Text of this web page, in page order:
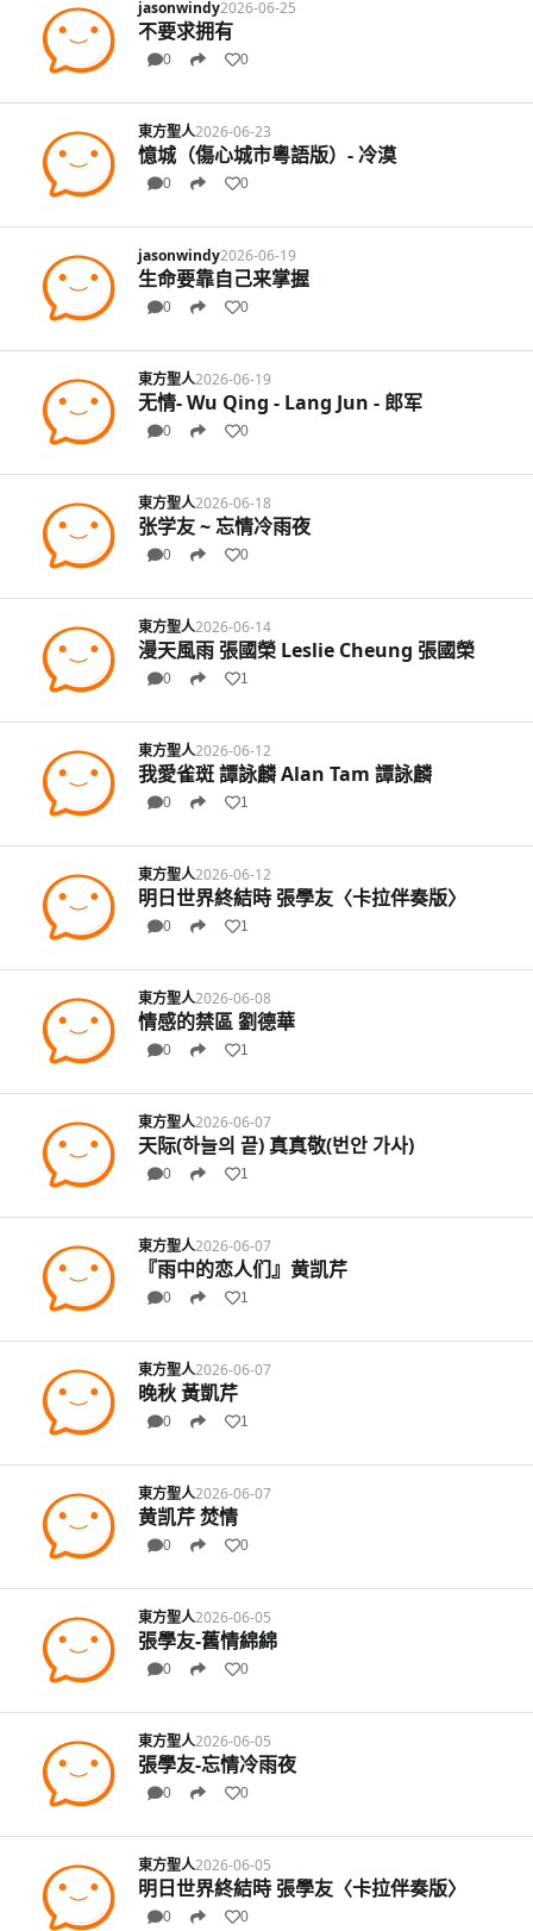
jasonwindy2026-06-25
不要求拥有
0 0
東方聖人2026-06-23
憶城（傷心城市粵語版）- 冷漠
0 0
jasonwindy2026-06-19
生命要靠自己来掌握
0 0
東方聖人2026-06-19
无情- Wu Qing - Lang Jun - 郎军
0 0
東方聖人2026-06-18
张学友 ~ 忘情冷雨夜
0 0
東方聖人2026-06-14
漫天風雨 張國榮 Leslie Cheung 張國榮
0 1
東方聖人2026-06-12
我愛雀斑 譚詠麟 Alan Tam 譚詠麟
0 1
東方聖人2026-06-12
明日世界終結時 張學友〈卡拉伴奏版〉
0 1
東方聖人2026-06-08
情感的禁區 劉德華
0 1
東方聖人2026-06-07
天际(하늘의 끝) 真真敬(번안 가사)
0 1
東方聖人2026-06-07
『雨中的恋人们』黄凯芹
0 1
東方聖人2026-06-07
晚秋 黃凱芹
0 1
東方聖人2026-06-07
黄凯芹 焚情
0 0
東方聖人2026-06-05
張學友-舊情綿綿
0 0
東方聖人2026-06-05
張學友-忘情冷雨夜
0 0
東方聖人2026-06-05
明日世界終結時 張學友〈卡拉伴奏版〉
0 0